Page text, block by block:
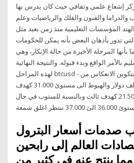
إشعاع علمي وثقافي حيث كان يدرس بها
والفنون والفلك والرياضيات وعلم
المؤسسات التعليمية منذ زمن بعيد مثل
تدور بأذهان البعض بأنه يمكن للحكومات
المرحلة الأخيرة من حالة الإنكار، وهي
الواقع وبدء قبوله. والنتيجة النهائية
لهذه المراحل btcusd - البتكوين السيناريو المتوقع للبتكوين الانعكاس من
مستوئ 36.000 - 37.000 الف دولار والهبوط الى مستوئ 31.000 كهدف
اول و 27.000 كهدف ثاني و 21.500 كهدف ثالث وبالنسبة للستوب في حال
اغلق شمعة
صدمات أسعار البترول
العالم إلى رابحين
ينتج عنه فى كثير من